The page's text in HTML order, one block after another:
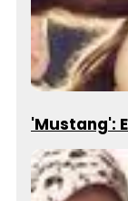
'Mustang':